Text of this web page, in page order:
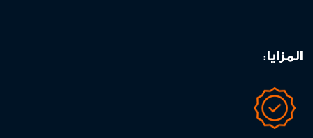
المزايا: